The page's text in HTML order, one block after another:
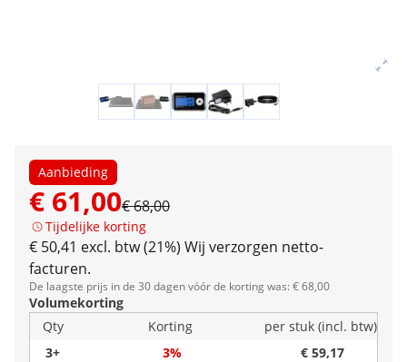
Aanbieding
€ 61,00€ 68,00
Tijdelijke korting
€ 50,41 excl. btw (21%) Wij verzorgen netto-
facturen.
De laagste prijs in de 30 dagen vóór de korting was: € 68,00
Volumekorting
Qty
Korting
per stuk (incl. btw)
3+
3%
€ 59,17